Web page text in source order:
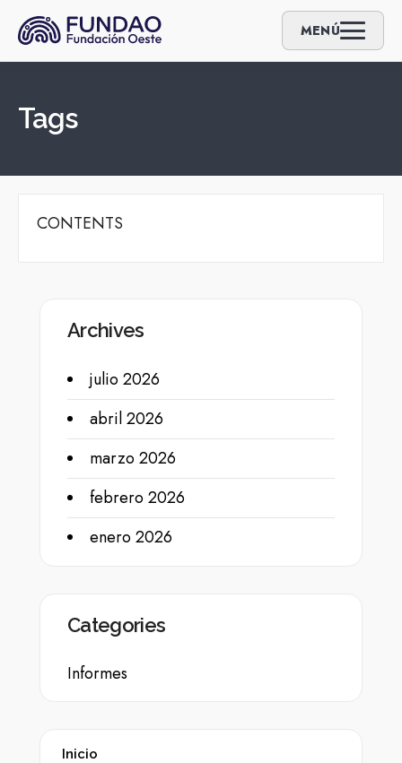
MENÚ
Tags
CONTENTS
Archives
julio 2026
abril 2026
marzo 2026
febrero 2026
enero 2026
Categories
Informes
Inicio